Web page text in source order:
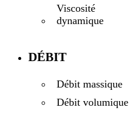
Viscosité
dynamique
DÉBIT
Débit massique
Débit volumique